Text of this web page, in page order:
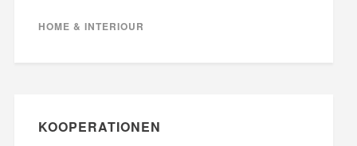
HOME & INTERIOUR
KOOPERATIONEN